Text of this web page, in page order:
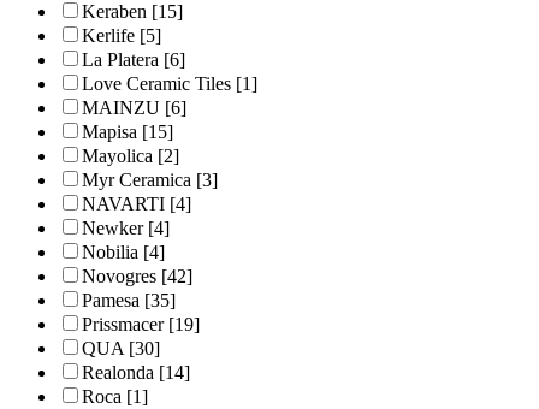
Keraben [15]
Kerlife [5]
La Platera [6]
Love Ceramic Tiles [1]
MAINZU [6]
Mapisa [15]
Mayolica [2]
Myr Ceramica [3]
NAVARTI [4]
Newker[4]
Nobilia [4]
Novogres [42]
Pamesa [35]
Prissmacer[19]
QUA[30]
Realonda [14]
Roca [1]